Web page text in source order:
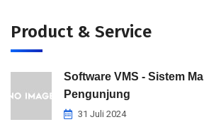
Product & Service
Software VMS - Sistem
Pengunjung
31 Juli 2024